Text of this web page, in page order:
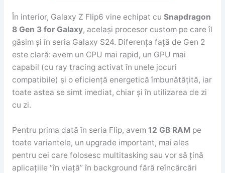
În interior, Galaxy Z Flip6 vine echipat cu Snapdragon
8 Gen 3 for Galaxy, același procesor custom pe care îl
găsim și în seria Galaxy S24. Diferența față de Gen 2
este clară: avem un CPU mai rapid, un GPU mai
capabil (cu ray tracing activat în unele jocuri
compatibile) și o eficiență energetică îmbunătățită, iar
toate astea se simt imediat, chiar și în utilizarea de zi
cu zi.
Pentru prima dată în seria Flip, avem 12 GB RAMpe
toate variantele, un upgrade important, mai ales
pentru cei care folosesc multitasking sau vor să țină
aplicațiile “în viață” în background fără reîncărcări